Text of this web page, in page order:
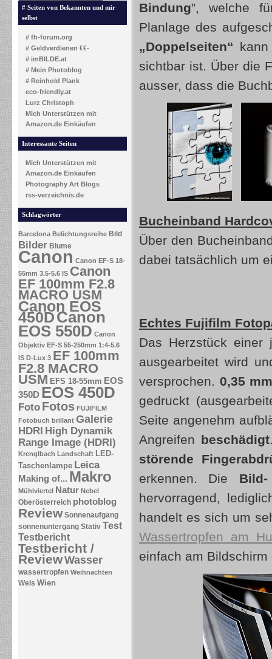
# Seiten von Bekannten und mir
selbst
# fh-forum.org
# Geldverdienen €€-
# imBILDE.at
# Mein Photoblog
# Reinhold Plank
eco-friendly.at
Lurz Christoph
Mich Unterstützen mit
Amazon.de Einkäufen
Interessante Seiten
Mich Unterstützen mit
Amazon.de Einkäufen
Photography Art Blogs
rss-verzeichnis.de
Schlagwörter
Barcelona Belichtungsreihe Bild
Bilder Blume
Canon Canon EF-S 18-
55mm 3.5-5.6 IS Canon
EF 100mm F2.8
MACRO USM
Canon EOS
450DCanon
EOS 550D Canon
Objektiv EF-S 55-250mm 1:4-5.6
IS D-Lux 3 EF 100mm
F2.8 MACRO
USM EFS 18-55mm EOS
350D EOS 450D
Foto Fotos FUJIFILM
Fotobuch brillant Galerie
HDRI High Dynamik
Range Image (HDRI)
Krenglbach Landschaft LED-
Taschenlampe Leica
Making of... Makro
Mühlviertel Natur Nebel
Oberösterreich photoblog
Review Sonnenaufgang
sonnenuntergang Stativ Test
Testbericht
Testbericht /
ReviewWasser
wassertropfen Weihnachten
Wels Wien
Bindung”, welche
Planlage des
„Doppelseiten“
sichtbar ist. Über die
ausser, dass die
Bucheinband
Über den
dabei tatsächlich um
Echtes Fujifilm
Das Herzstück
ausgearbeitet wird
versprochen. 0,35 mm
gedruckt
Seite angenehm
Angreifen beschädigt
störende
erkennen. Die Bild-
hervorragend,
handelt es sich um
Wassertropfen am
einfach am